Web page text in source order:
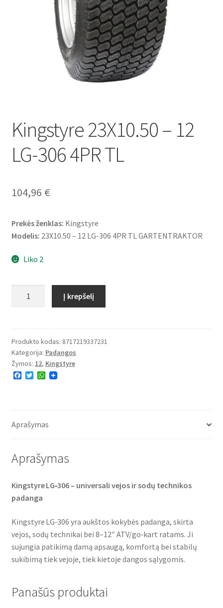
Kingstyre 23X10.50 – 12
LG-306 4PR TL
104,96 €
Prekės ženklas: Kingstyre
Modelis: 23X10.50 – 12 LG-306 4PR TL GARTENTRAKTOR
Liko 2
-
12
LG-
306
Į krepšelį
Produkto kodas: 8717219337231
Kategorija: Padangos
Žymos: 12, Kingstyre
F
o
T
r
W
p
Aprašymas
Aprašymas
Kingstyre LG‑306 – universali vejos ir sodų technikos
padanga
Kingstyre LG‑306 yra aukštos kokybės padanga, skirta
vejos, sodų technikai bei 8–12″ ATV/go‑kart ratams. Ji
sujungia patikimą damą apsaugą, komfortą bei stabilų
sukibimą tiek vejoje, tiek kietoje dangos sąlygomis.
Panašūs produktai